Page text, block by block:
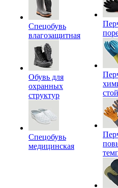
Спецобувь
влагозащитная
Обувь для
охранных
структур
Спецобувь
медицинская